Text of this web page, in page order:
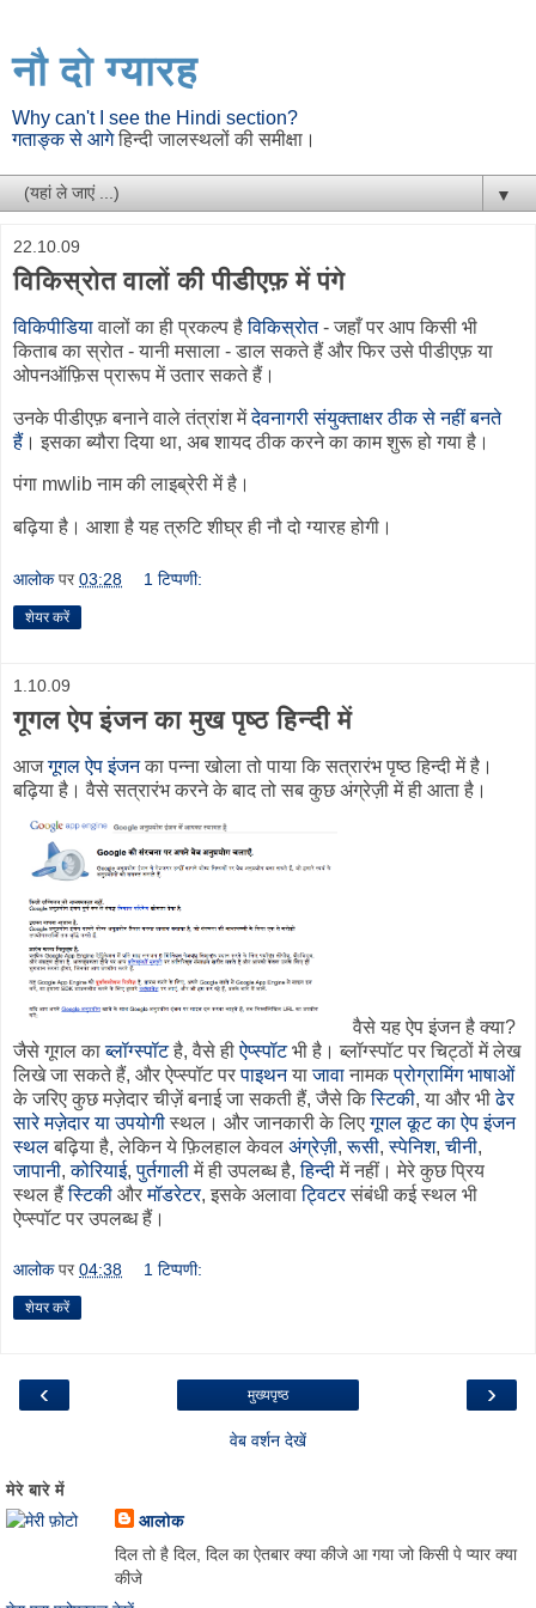
नौ दो ग्यारह
Why can't I see the Hindi section?
गताङ्क से आगेहिन्दी जालस्थलों की समीक्षा।
▼
22.10.09
विकिस्रोत वालों की पीडीएफ़ में पंगे
विकिपीडियावालों का ही प्रकल्प हैविकिस्रोत- जहाँ पर आप किसी भी
किताब का स्रोत - यानी मसाला - डाल सकते हैं और फिर उसे पीडीएफ़ या
ओपनऑफ़िस प्रारूप में उतार सकते हैं।
उनके पीडीएफ़ बनाने वाले तंत्रांश मेंदेवनागरी संयुक्ताक्षर ठीक से नहीं बनते
हैं । इसका ब्यौरा दिया था, अब शायद ठीक करने का काम शुरू हो गया है।
पंगा mwlib नाम की लाइब्रेरी में है।
बढ़िया है। आशा है यह त्रुटि शीघ्र ही नौ दो ग्यारह होगी।
आलोक पर03:28 1 टिप्पणी:
शेयर करें
1.10.09
गूगल ऐप इंजन का मुख पृष्ठ हिन्दी में
आजगूगल ऐप इंजनका पन्ना खोला तो पाया कि सत्रारंभ पृष्ठ हिन्दी में है।
बढ़िया है। वैसे सत्रारंभ करने के बाद तो सब कुछ अंग्रेज़ी में ही आता है।
वैसे यह ऐप इंजन है क्या?
जैसे गूगल काब्लॉग्स्पॉटहै, वैसे हीऐप्स्पॉटभी है। ब्लॉग्स्पॉट पर चिट्ठों में लेख
लिखे जा सकते हैं, और ऐप्स्पॉट परपाइथनयाजावानामकप्रोग्रामिंग भाषाओं
के जरिए कुछ मज़ेदार चीज़ें बनाई जा सकती हैं, जैसे किस्टिकी, या और भीढेर
सारे मज़ेदार या उपयोगीस्थल। और जानकारी के लिएगूगल कूट का ऐप इंजन
स्थलबढ़िया है, लेकिन ये फ़िलहाल केवल अंग्रेज़ी,रूसी,स्पेनिश,चीनी,
जापानी,कोरियाई,पुर्तगालीमें ही उपलब्ध है,हिन्दीमें नहीं। मेरे कुछ प्रिय
स्थल हैंस्टिकी औरमॉडरेटर, इसके अलावाट्विटरसंबंधी कई स्थल भी
ऐप्स्पॉट पर उपलब्ध हैं।
आलोक पर04:38 1 टिप्पणी:
शेयर करें
‹ ›
मुख्यपृष्ठ
वेब वर्शन देखें
मेरे बारे में
आलोक
दिल तो है दिल, दिल का ऐतबार क्या कीजे आ गया जो किसी पे प्यार क्या
कीजे